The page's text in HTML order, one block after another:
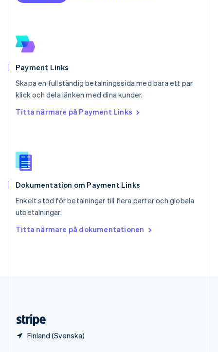
Payment Links
Skapa en fullständig betalningssida med bara ett par
klick och dela länken med dina kunder.
Titta närmare på Payment Links
Dokumentation om Payment Links
Enkelt stöd för betalningar till flera parter och globala
utbetalningar.
Titta närmare på dokumentationen
Finland (Svenska)
Polen
Rumänien
English
Schweiz
Singapore
English简体中文
English
Español
Storbritannien
Sverige
Thailand
ไทยEnglish
English